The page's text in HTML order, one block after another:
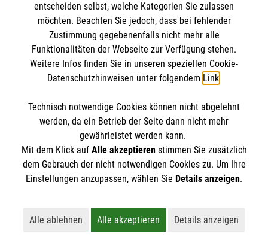
Menschen mit Demenz verstehen
und begleiten
entscheiden selbst, welche Kategorien Sie zulassen
möchten. Beachten Sie jedoch, dass bei fehlender
Zustimmung gegebenenfalls nicht mehr alle
Funktionalitäten der Webseite zur Verfügung stehen.
Weitere Infos finden Sie in unseren speziellen Cookie-
Datenschutzhinweisen unter folgendem Link.
Technisch notwendige Cookies können nicht abgelehnt
werden, da ein Betrieb der Seite dann nicht mehr
gewährleistet werden kann.
Mit dem Klick auf Alle akzeptierenstimmen Sie zusätzlich
dem Gebrauch der nicht notwendigen Cookies zu. Um Ihre
Einstellungen anzupassen, wählen Sie Details anzeigen.
Alle ablehnen
Lehnt alle nicht-essentiellen Cookies ab
Alle akzeptieren
Akzeptiert alle Cookies
Details anzeigen